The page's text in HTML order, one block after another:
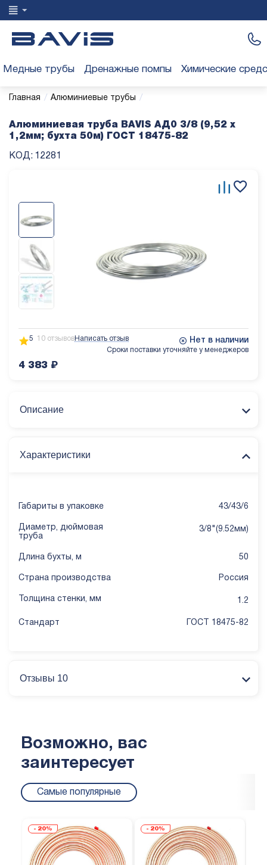
Медные трубы Дренажные помпы Химические
Главная / Алюминиевые трубы /
Алюминиевая труба BAVIS АД0 3/8 (9,52 х
1,2мм; бухта 50м) ГОСТ 18475-82
КОД: 12281
5 10 отзывовНаписать отзыв Нет в наличии
Сроки поставки уточняйте у менеджеров
4 383 ₽
Описание
Характеристики
Габариты в упаковке 43/43/6
Диаметр, дюймовая
труба
3/8"(9.52мм)
Длина бухты, м 50
Страна производства Россия
Толщина стенки, мм 1.2
Стандарт ГОСТ 18475-82
Отзывы 10
Возможно, вас
заинтересует
Самые популярные
20% 20%